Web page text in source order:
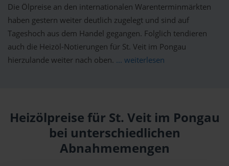
Die Ölpreise an den internationalen Warenterminmärkten
haben gestern weiter deutlich zugelegt und sind auf
Tageshoch aus dem Handel gegangen. Folglich tendieren
auch die Heizöl-Notierungen für St. Veit im Pongau
hierzulande weiter nach oben. ... weiterlesen
Heizölpreise für St. Veit im Pongau
bei unterschiedlichen
Abnahmemengen